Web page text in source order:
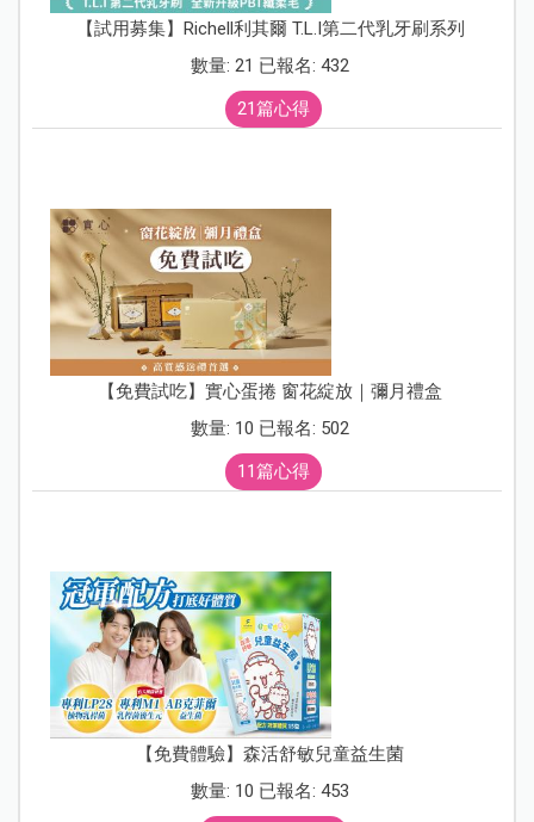
【試用募集】Richell利其爾 T.L.I第二代乳牙刷系列
數量: 21 已報名: 432
21篇心得
【免費試吃】實心蛋捲 窗花綻放｜彌月禮盒
數量: 10 已報名: 502
11篇心得
【免費體驗】森活舒敏兒童益生菌
數量: 10 已報名: 453